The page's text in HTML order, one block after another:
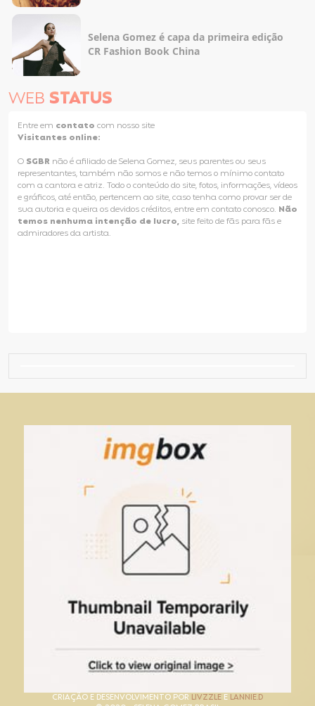
Selena Gomez é capa da primeira edição
CR Fashion Book China
WEB STATUS
Entre em contato com nosso site
Visitantes online:
O SGBR não é afiliado de Selena Gomez, seus parentes ou seus
representantes, também não somos e não temos o mínimo contato
com a cantora e atriz. Todo o conteúdo do site, fotos, informações, vídeos
e gráficos, até então, pertencem ao site, caso tenha como provar ser de
sua autoria e queira os devidos créditos, entre em contato conosco. Não
temos nenhuma intenção de lucro, site feito de fãs para fãs e
admiradores da artista.
CRIAÇÃO E DESENVOLVIMENTO POR LIVZZLE E LANNIE.D